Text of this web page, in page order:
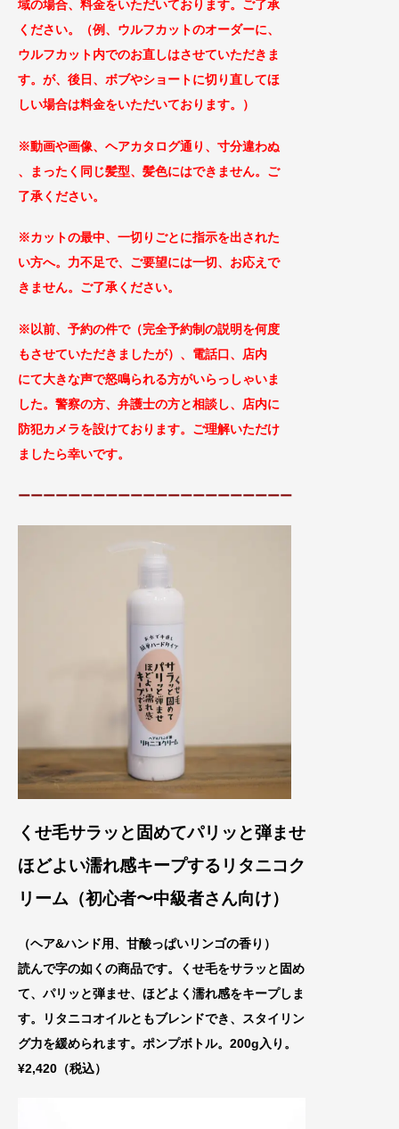
域の場合、料金をいただいております。ご了承
ください。（例、ウルフカットのオーダーに、
ウルフカット内でのお直しはさせていただきま
す。が、後日、ボブやショートに切り直してほ
しい場合は料金をいただいております。）
※動画や画像、ヘアカタログ通り、寸分違わぬ
、まったく同じ髪型、髪色にはできません。ご
了承ください。
※カットの最中、一切りごとに指示を出された
い方へ。力不足で、ご要望には一切、お応えで
きません。ご了承ください。
※以前、予約の件で（完全予約制の説明を何度
もさせていただきましたが）、 電話口、店内
にて大きな声で怒鳴られる方がいらっしゃいま
した。警察の方、弁護士の方と相談し、
店内に
防犯カメラを設けております。ご理解いただけ
ましたら幸いです。
ーーーーーーーーーーーーーーーーーーーーーー
くせ毛サラッと固めてパリッと弾ませ
ほどよい濡れ感キープするリタニコク
リーム（初心者〜中級者さん向け）
（ヘア&ハンド用、甘酸っぱいリンゴの香り）
読んで字の如くの商品です。くせ毛をサラッと固め
て、パリッと弾ませ、ほどよく濡れ感をキープしま
す。リタニコオイルともブレンドでき、スタイリン
グ力を緩められます。ポンプボトル。200g入り。
¥2,420（税込）